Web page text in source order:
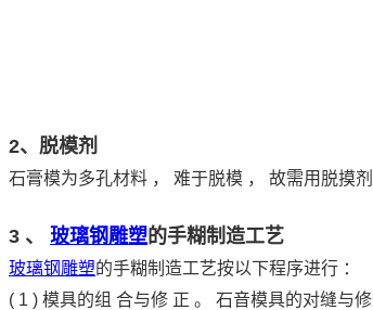
2、脱模剂
石膏模为多孔材料 ， 难于脱模 ， 故需用脱摸
3 、 玻璃钢雕塑的手糊制造工艺
玻璃钢雕塑的手糊制造工艺按以下程序进行 ：
( 1 ) 模具的组 合与修 正 。 石音模具的对缝与修